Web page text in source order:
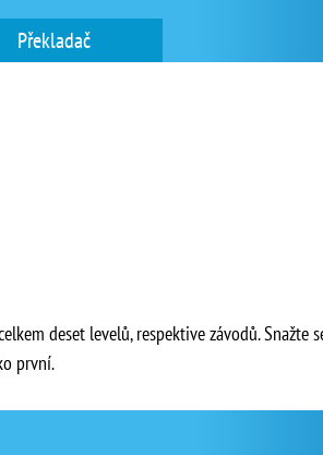
Překladač
deset levelů, respektive závodů.
první.